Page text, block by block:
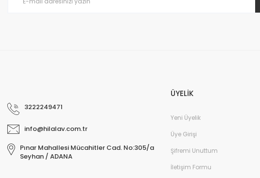
3222249471
info@hilalav.com.tr
Pınar Mahallesi Mücahitler Cad. No:305/a
Seyhan / ADANA
ÜYELİK
Yeni Üyelik
Üye Girişi
Şifremi Unuttum
İletişim Formu